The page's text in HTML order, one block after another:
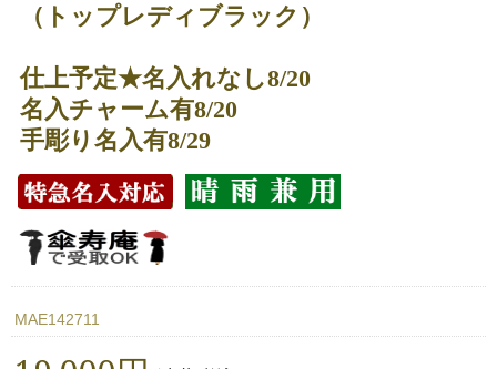
（トップレディブラック）
仕上予定★名入れなし8/20
名入チャーム有8/20
手彫り名入有8/29
MAE142711